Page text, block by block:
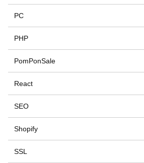
PC
PHP
PomPonSale
React
SEO
Shopify
SSL